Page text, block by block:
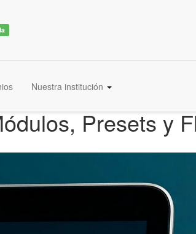
Nuestra institución
Presets y